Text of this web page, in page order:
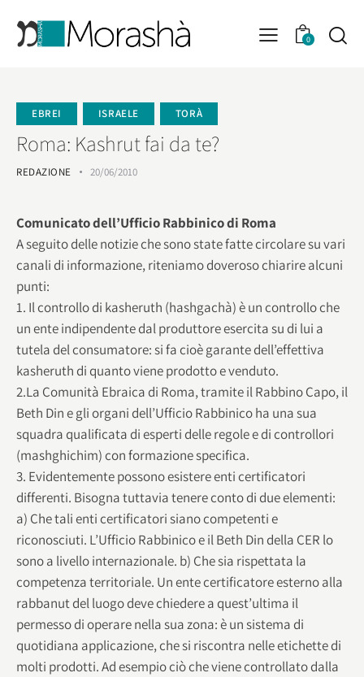
0
EBREI ISRAELE TORÀ
Roma: Kashrut fai da te?
REDAZIONE 20/06/2010
Comunicato dell’Ufficio Rabbinico di Roma
A seguito delle notizie che sono state fatte circolare su vari
canali di informazione, riteniamo doveroso chiarire alcuni
punti:
1. Il controllo di kasheruth (hashgachà) è un controllo che
un ente indipendente dal produttore esercita su di lui a
tutela del consumatore: si fa cioè garante dell’effettiva
kasheruth di quanto viene prodotto e venduto.
2.La Comunità Ebraica di Roma, tramite il Rabbino Capo, il
Beth Din e gli organi dell’Ufficio Rabbinico ha una sua
squadra qualificata di esperti delle regole e di controllori
(mashghichim) con formazione specifica.
3. Evidentemente possono esistere enti certificatori
differenti. Bisogna tuttavia tenere conto di due elementi:
a) Che tali enti certificatori siano competenti e
riconosciuti. L’Ufficio Rabbinico e il Beth Din della CER lo
sono a livello internazionale. b) Che sia rispettata la
competenza territoriale. Un ente certificatore esterno alla
rabbanut del luogo deve chiedere a quest’ultima il
permesso di operare nella sua zona: è un sistema di
quotidiana applicazione, che si riscontra nelle etichette di
molti prodotti. Ad esempio ciò che viene controllato dalla